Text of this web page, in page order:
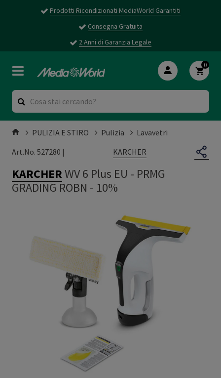
Prodotti Ricondizionati MediaWorld Garantiti
Consegna Gratuita
2 Anni di Garanzia Legale
0
PULIZIA E STIRO Pulizia
Lavavetri
Art.No. 527280 |
KARCHER
KARCHERWV 6 Plus EU - PRMG
GRADING ROBN - 10%